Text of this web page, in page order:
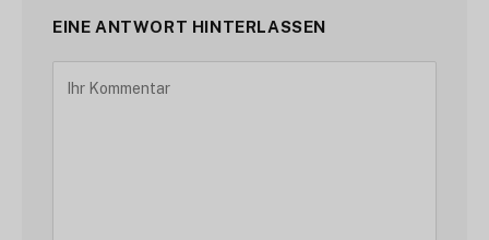
EINE ANTWORT HINTERLASSEN